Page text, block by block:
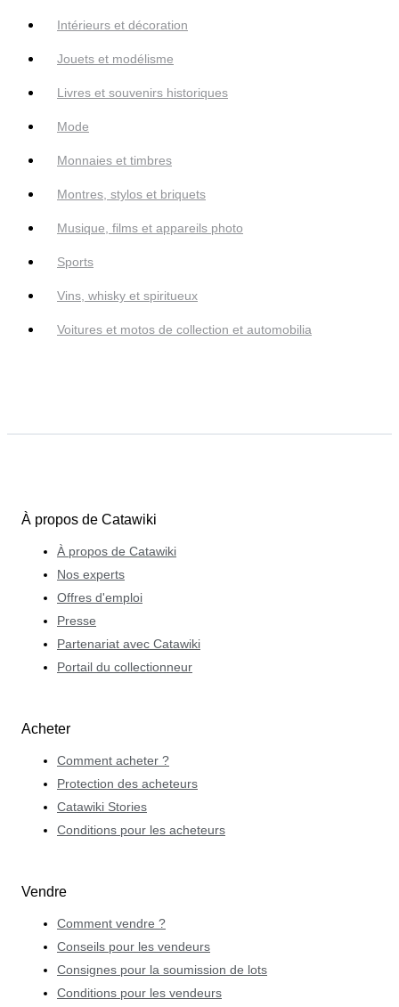
Intérieurs et décoration
Jouets et modélisme
Livres et souvenirs historiques
Mode
Monnaies et timbres
Montres, stylos et briquets
Musique, films et appareils photo
Sports
Vins, whisky et spiritueux
Voitures et motos de collection et automobilia
À propos de Catawiki
À propos de Catawiki
Nos experts
Offres d'emploi
Presse
Partenariat avec Catawiki
Portail du collectionneur
Acheter
Comment acheter ?
Protection des acheteurs
Catawiki Stories
Conditions pour les acheteurs
Vendre
Comment vendre ?
Conseils pour les vendeurs
Consignes pour la soumission de lots
Conditions pour les vendeurs